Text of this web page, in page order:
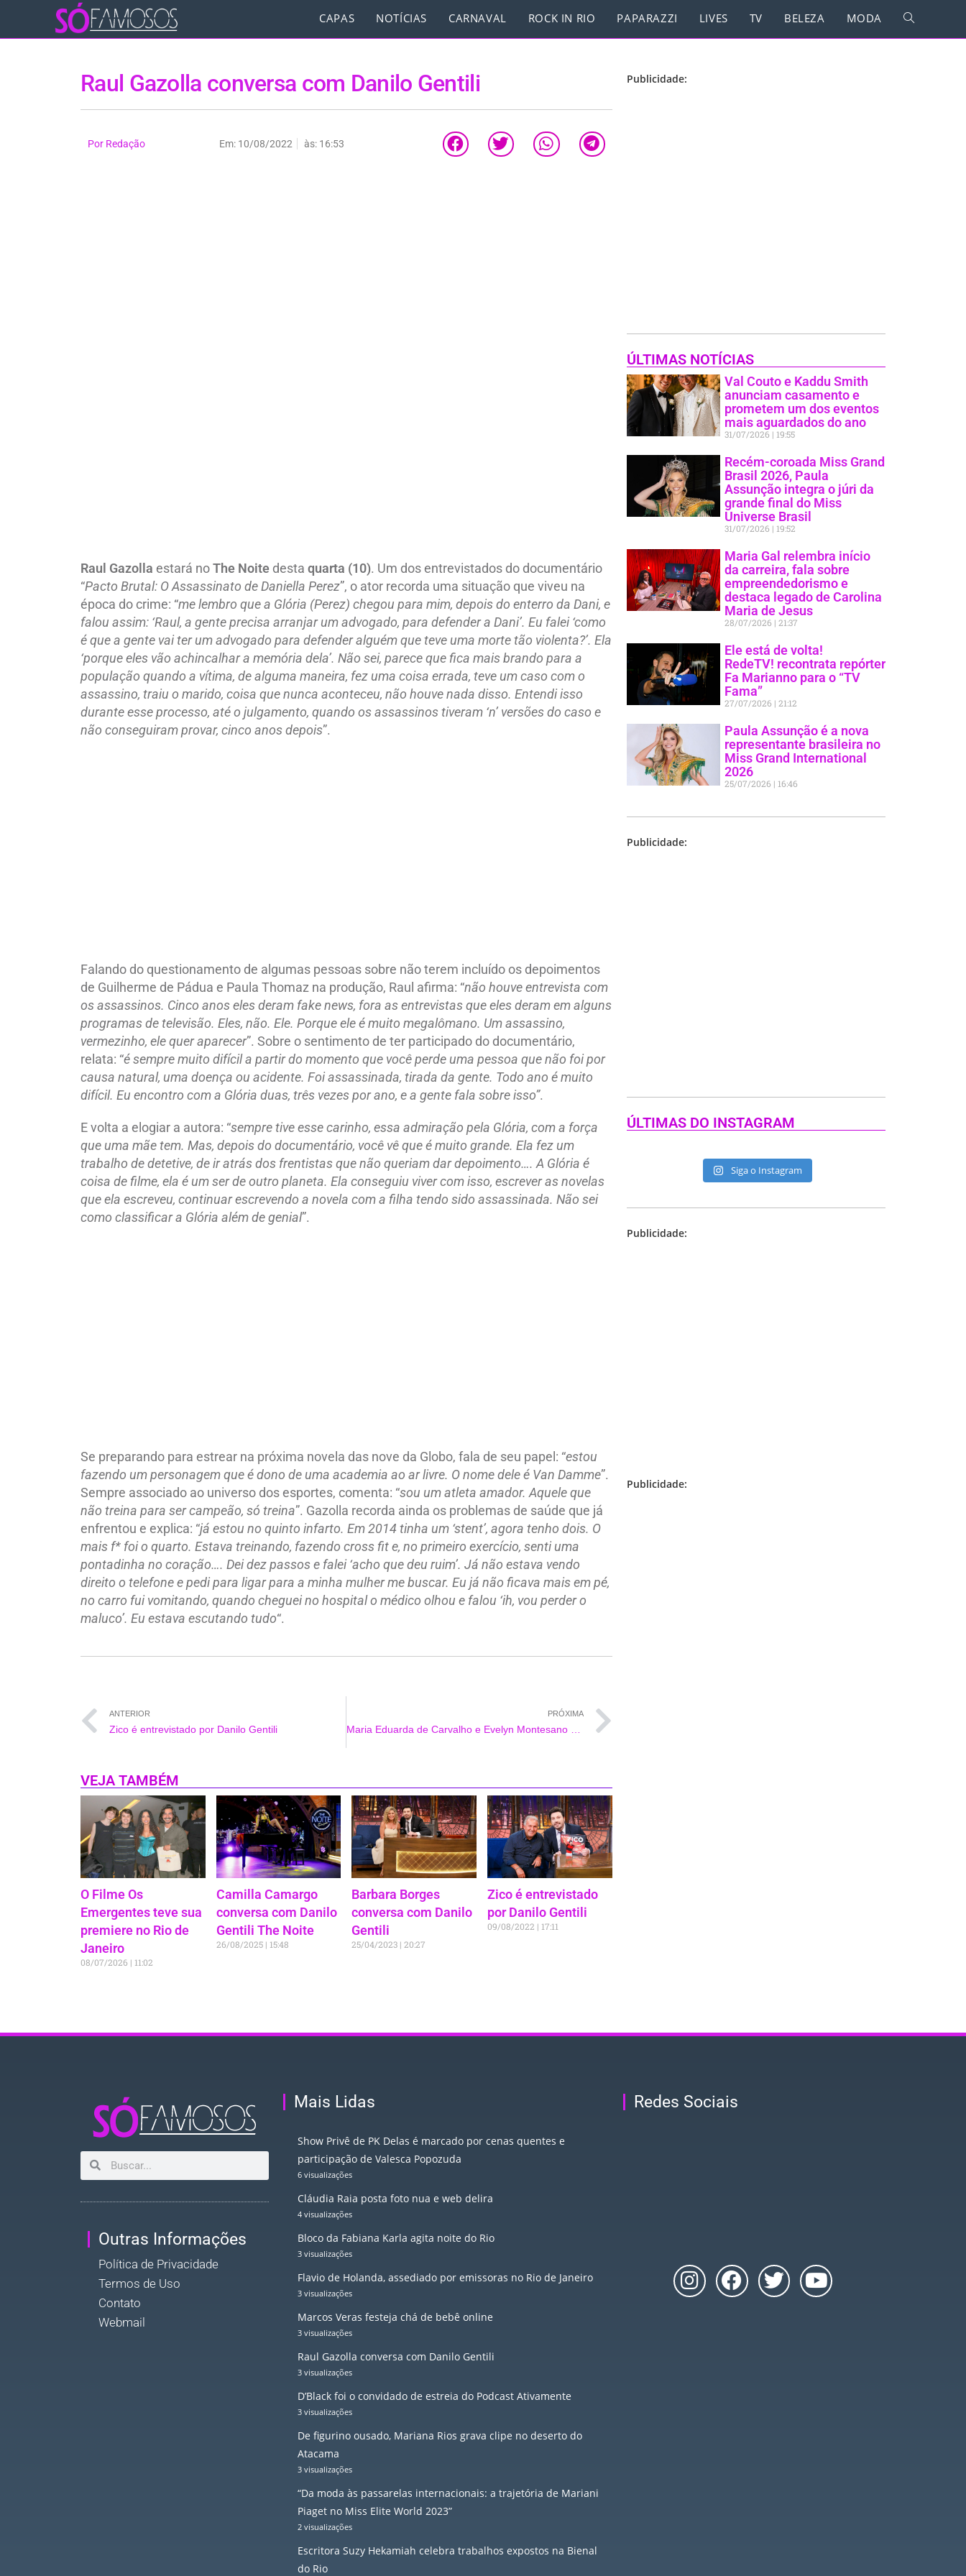
CAPAS NOTÍCIAS CARNAVAL ROCK IN RIO PAPARAZZI LIVES TV BELEZA MODA
Raul Gazolla conversa com Danilo Gentili
Por Redação Em: 10/08/2022 às: 16:53
Raul Gazolla estará noThe Noite desta quarta (10). Um dos entrevistados do documentário
“Pacto Brutal: O Assassinato de Daniella Perez”, o ator recorda uma situação que viveu na
época do crime: “me lembro que a Glória (Perez) chegou para mim, depois do enterro da Dani, e
falou assim: ‘Raul, a gente precisa arranjar um advogado, para defender a Dani’. Eu falei ‘como
é que a gente vai ter um advogado para defender alguém que teve uma morte tão violenta?’. Ela
‘porque eles vão achincalhar a memória dela’. Não sei, parece que fica mais brando para a
população quando a vítima, de alguma maneira, fez uma coisa errada, teve um caso com o
assassino, traiu o marido, coisa que nunca aconteceu, não houve nada disso. Entendi isso
durante esse processo, até o julgamento, quando os assassinos tiveram ‘n’ versões do caso e
não conseguiram provar, cinco anos depois”.
Falando do questionamento de algumas pessoas sobre não terem incluído os depoimentos
de Guilherme de Pádua e Paula Thomaz na produção, Raul afirma: “não houve entrevista com
os assassinos. Cinco anos eles deram fake news, fora as entrevistas que eles deram em alguns
programas de televisão. Eles, não. Ele. Porque ele é muito megalômano. Um assassino,
vermezinho, ele quer aparecer”. Sobre o sentimento de ter participado do documentário,
relata: “é sempre muito difícil a partir do momento que você perde uma pessoa que não foi por
causa natural, uma doença ou acidente. Foi assassinada, tirada da gente. Todo ano é muito
difícil. Eu encontro com a Glória duas, três vezes por ano, e a gente fala sobre isso”.
E volta a elogiar a autora: “sempre tive esse carinho, essa admiração pela Glória, com a força
que uma mãe tem. Mas, depois do documentário, você vê que é muito grande. Ela fez um
trabalho de detetive, de ir atrás dos frentistas que não queriam dar depoimento…. A Glória é
coisa de filme, ela é um ser de outro planeta. Ela conseguiu viver com isso, escrever as novelas
que ela escreveu, continuar escrevendo a novela com a filha tendo sido assassinada. Não sei
como classificar a Glória além de genial”.
Se preparando para estrear na próxima novela das nove da Globo, fala de seu papel: “estou
fazendo um personagem que é dono de uma academia ao ar livre. O nome dele é Van Damme”.
Sempre associado ao universo dos esportes, comenta: “sou um atleta amador. Aquele que
não treina para ser campeão, só treina”. Gazolla recorda ainda os problemas de saúde que já
enfrentou e explica: “já estou no quinto infarto. Em 2014 tinha um ‘stent’, agora tenho dois. O
mais f* foi o quarto. Estava treinando, fazendo cross fit e, no primeiro exercício, senti uma
pontadinha no coração…. Dei dez passos e falei ‘acho que deu ruim’. Já não estava vendo
direito o telefone e pedi para ligar para a minha mulher me buscar. Eu já não ficava mais em pé,
no carro fui vomitando, quando cheguei no hospital o médico olhou e falou ‘ih, vou perder o
maluco’. Eu estava escutando tudo“.
ANTERIOR
Zico é entrevistado por Danilo Gentili
PRÓXIMA
VEJA TAMBÉM
O Filme Os
Emergentes teve sua
premiere no Rio de
Janeiro
08/07/2026 11:02
Camilla Camargo
conversa com Danilo
Gentili The Noite
26/08/2025 15:48
Barbara Borges
conversa com Danilo
Gentili
25/04/2023 20:27
Zico é entrevistado
por Danilo Gentili
09/08/2022 17:11
Publicidade:
ÚLTIMAS NOTÍCIAS
Val Couto e Kaddu Smith
anunciam casamento e
prometem um dos eventos
mais aguardados do ano
31/07/2026 19:55
Recém-coroada Miss Grand
Brasil 2026, Paula
Assunção integra o júri da
grande final do Miss
Universe Brasil
31/07/2026 19:52
Maria Gal relembra início
da carreira, fala sobre
empreendedorismo e
destaca legado de Carolina
Maria de Jesus
28/07/2026 21:37
Ele está de volta!
RedeTV! recontrata repórter
Fa Marianno para o “TV
Fama”
27/07/2026 21:12
Paula Assunção é a nova
representante brasileira no
Miss Grand International
2026
25/07/2026 16:46
Publicidade:
ÚLTIMAS DO INSTAGRAM
Siga o Instagram
Publicidade:
Publicidade:
Outras Informações
Política de Privacidade
Termos de Uso
Contato
Webmail
Mais Lidas
Show Privê de PK Delas é marcado por cenas quentes e
participação de Valesca Popozuda
6 visualizações
Cláudia Raia posta foto nua e web delira
4 visualizações
Bloco da Fabiana Karla agita noite do Rio
3 visualizações
Flavio de Holanda, assediado por emissoras no Rio de Janeiro
3 visualizações
Marcos Veras festeja chá de bebê online
3 visualizações
Raul Gazolla conversa com Danilo Gentili
3 visualizações
D’Black foi o convidado de estreia do Podcast Ativamente
3 visualizações
De figurino ousado, Mariana Rios grava clipe no deserto do
Atacama
3 visualizações
“Da moda às passarelas internacionais: a trajetória de Mariani
Piaget no Miss Elite World 2023”
2 visualizações
Escritora Suzy Hekamiah celebra trabalhos expostos na Bienal
do Rio
Redes Sociais